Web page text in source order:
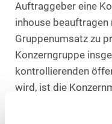
Auftraggeber eine
inhouse
Gruppenumsatz zu
Konzerngruppe
kontrollierenden
wird, ist die
inhousefähig.